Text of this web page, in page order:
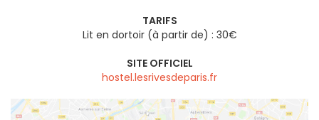
TARIFS
Lit en dortoir (à partir de) : 30€
SITE OFFICIEL
hostel.lesrivesdeparis.fr